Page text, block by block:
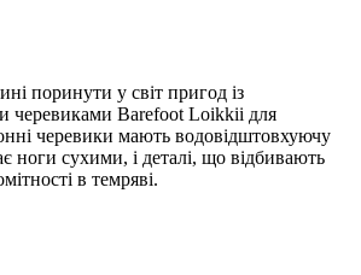
поринути у світ пригод із
черевиками Barefoot Loikkii для
черевики мають водовідштовхуючу
ноги сухими, і деталі, що відбивають
в темряві.